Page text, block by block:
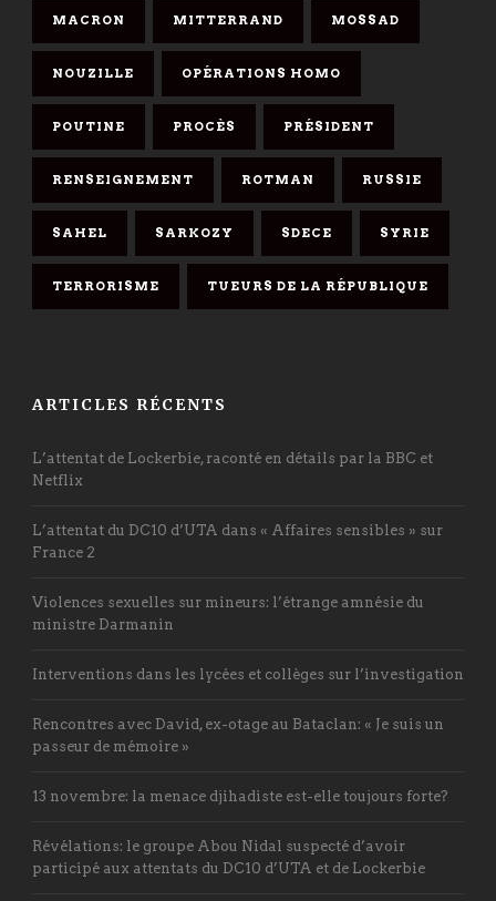
MACRON MITTERRAND MOSSAD
NOUZILLE OPÉRATIONS HOMO
POUTINE PROCÈS PRÉSIDENT
RENSEIGNEMENT ROTMAN RUSSIE
SAHEL SARKOZY SDECE SYRIE
TERRORISME TUEURS DE LA RÉPUBLIQUE
ARTICLES RÉCENTS
L’attentat de Lockerbie, raconté en détails par la BBC et
Netflix
L’attentat du DC10 d’UTA dans « Affaires sensibles » sur
France 2
Violences sexuelles sur mineurs: l’étrange amnésie du
ministre Darmanin
Interventions dans les lycées et collèges sur l’investigation
Rencontres avec David, ex-otage au Bataclan: « Je suis un
passeur de mémoire »
13 novembre: la menace djihadiste est-elle toujours forte?
Révélations: le groupe Abou Nidal suspecté d’avoir
participé aux attentats du DC10 d’UTA et de Lockerbie